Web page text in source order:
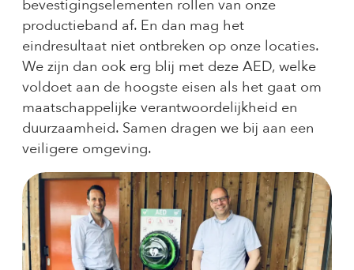
bevestigingselementen rollen van onze
productieband af. En dan mag het
eindresultaat niet ontbreken op onze locaties.
We zijn dan ook erg blij met deze AED, welke
voldoet aan de hoogste eisen als het gaat om
maatschappelijke verantwoordelijkheid en
duurzaamheid. Samen dragen we bij aan een
veiligere omgeving.